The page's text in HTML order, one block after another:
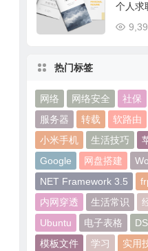
个人求
载
热门标签
网络 网络安全 社保
服务器
转载 软路由
小米手机
生活技巧
Google
网盘搭建
NET Framework 3.5
内网穿透
生活常识
Ubuntu
电子表格
模板文件
学习 实用